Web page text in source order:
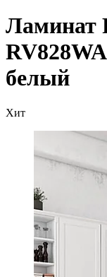
Ламинат
белый
Хит